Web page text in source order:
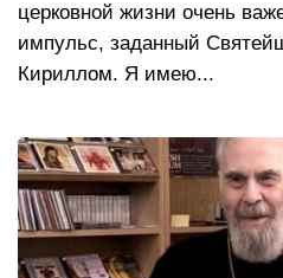
церковной жизни очень
импульс, заданный
Кириллом. Я имею...